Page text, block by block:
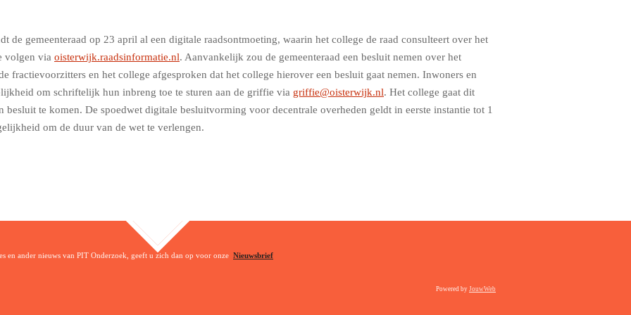
de gemeenteraad op 23 april al een digitale raadsontmoeting, waarin het college de raad consulteert over het
volgen via oisterwijk.raadsinformatie.nl. Aanvankelijk zou de gemeenteraad een besluit nemen over het
fractievoorzitters en het college afgesproken dat het college hierover een besluit gaat nemen. Inwoners en
om schriftelijk hun inbreng toe te sturen aan de griffie via griffie@oisterwijk.nl. Het college gaat dit
besluit te komen. De spoedwet digitale besluitvorming voor decentrale overheden geldt in eerste instantie tot 1
om de duur van de wet te verlengen.
en ander nieuws van PIT Onderzoek, geeft u zich dan op voor onze Nieuwsbrief
Powered by JouwWeb